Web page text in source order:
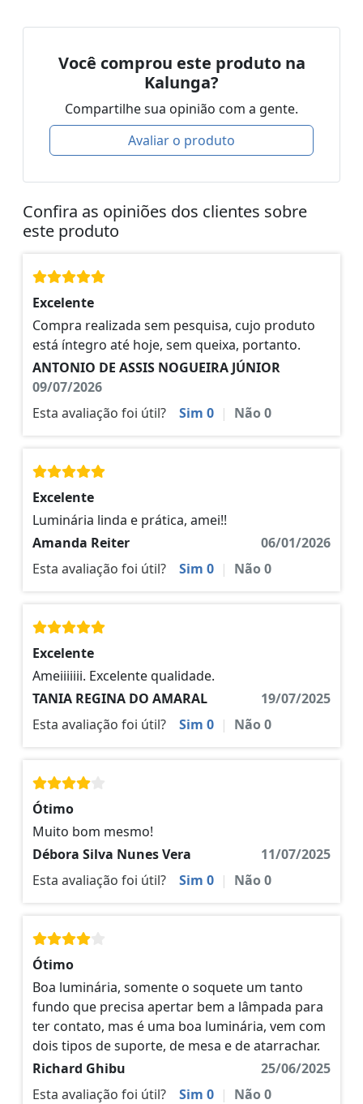
Você comprou este produto na
Kalunga?
Compartilhe sua opinião com a gente.
Avaliar o produto
Confira as opiniões dos clientes sobre
este produto
Excelente
Compra realizada sem pesquisa, cujo produto
está íntegro até hoje, sem queixa, portanto.
ANTONIO DE ASSIS NOGUEIRA JÚNIOR
09/07/2026
Esta avaliação foi útil?
Sim 0 | Não0
Excelente
Luminária linda e prática, amei!!
Amanda Reiter
06/01/2026
Esta avaliação foi útil?
Sim 0 | Não0
Excelente
Ameiiiiiii. Excelente qualidade.
TANIA REGINA DO AMARAL
19/07/2025
Esta avaliação foi útil?
Sim 0 | Não0
Ótimo
Muito bom mesmo!
Débora Silva Nunes Vera
11/07/2025
Esta avaliação foi útil?
Sim 0 | Não0
Ótimo
Boa luminária, somente o soquete um tanto
fundo que precisa apertar bem a lâmpada para
ter contato, mas é uma boa luminária, vem com
dois tipos de suporte, de mesa e de atarrachar.
Richard Ghibu
25/06/2025
Esta avaliação foi útil?
Sim 0 | Não0